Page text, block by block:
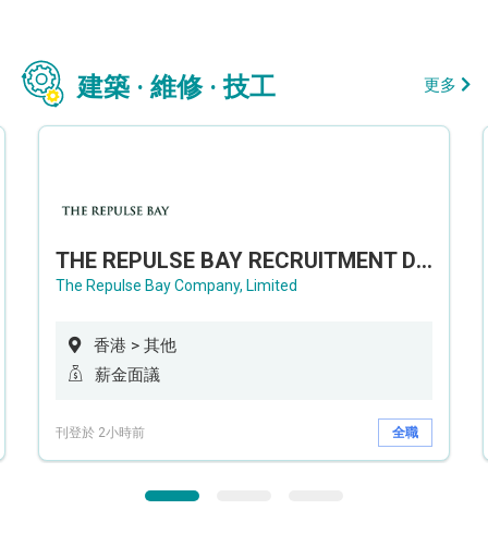
建築 · 維修 · 技工 更多
THE REPULSE BAY RECRUITMENT DAY 淺水灣影灣園人才招聘會
The Repulse Bay Company, Limited
香港 > 其他
薪金面議
刊登於 2小時前 全職